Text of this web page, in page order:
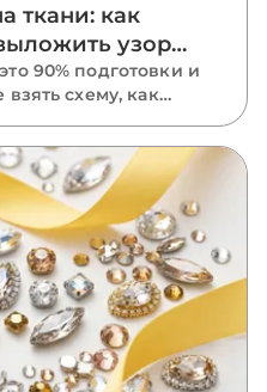
ткани: как
узор
90% подготовки и
взять схему, как
в каком порядке
нужно